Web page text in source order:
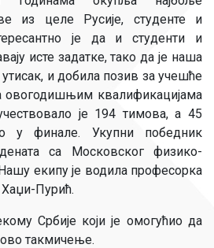
из целе Русије, студенте и
је да и студенти и
исте задатке, тако да је наша
утисак, и добила позив за учешће
овогодишњим квалификацијама
је 194 тимова, а 45
у финале. Укупни победник
са Московског физико-
Нашу екипу је водила професорка
Пурић.
Србије који је омогућио да
такмичење.